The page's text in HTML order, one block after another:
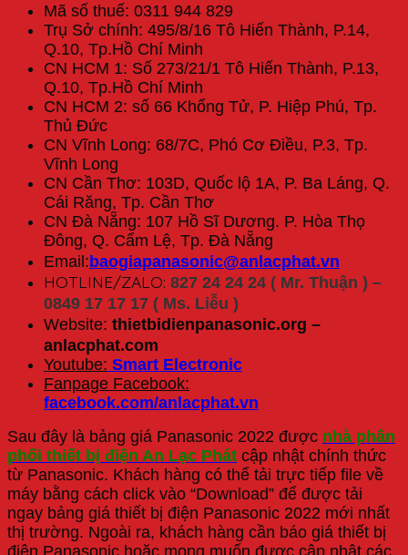
Mã số thuế: 0311 944 829
Trụ Sở chính: 495/8/16 Tô Hiến Thành, P.14,
Q.10, Tp.Hồ Chí Minh
CN HCM 1: Số 273/21/1 Tô Hiến Thành, P.13,
Q.10, Tp.Hồ Chí Minh
CN HCM 2: số 66 Khổng Tử, P. Hiệp Phú, Tp.
Thủ Đức
CN Vĩnh Long: 68/7C, Phó Cơ Điều, P.3, Tp.
Vĩnh Long
CN Cần Thơ: 103D, Quốc lộ 1A, P. Ba Láng, Q.
Cái Răng, Tp. Cần Thơ
CN Đà Nẵng: 107 Hồ Sĩ Dương. P. Hòa Thọ
Đông, Q. Cẩm Lệ, Tp. Đà Nẵng
Email:baogiapanasonic@anlacphat.vn
HOTLINE/ZALO: 827 24 24 24 ( Mr. Thuận ) –
0849 17 17 17 ( Ms. Liễu )
Website: thietbidienpanasonic.org –
anlacphat.com
Youtube: Smart Electronic
Fanpage Facebook:
facebook.com/anlacphat.vn
Sau đây là bảng giá Panasonic 2022 được nhà phân
phối thiết bị điện An Lạc Phát cập nhật chính thức
từ Panasonic. Khách hàng có thể tải trực tiếp file về
máy bằng cách click vào “Download” để được tải
ngay bảng giá thiết bị điện Panasonic 2022 mới nhất
thị trường. Ngoài ra, khách hàng cần báo giá thiết bị
điện Panasonic hoặc mong muốn được cập nhật các